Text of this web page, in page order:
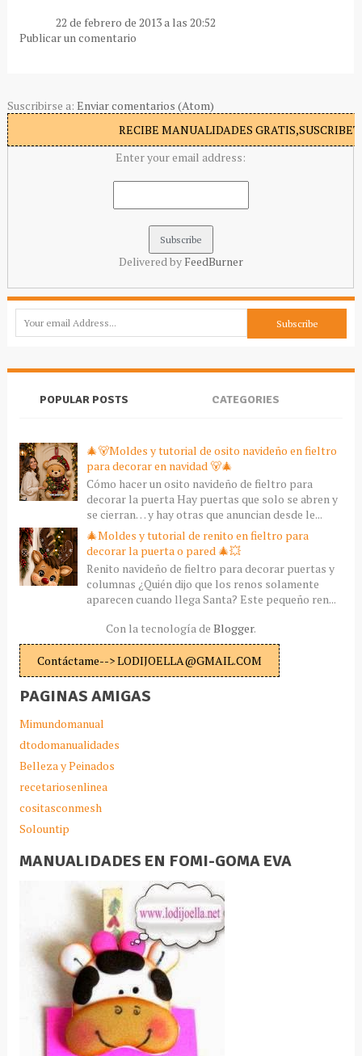
22 de febrero de 2013 a las 20:52
Publicar un comentario
Suscribirse a: Enviar comentarios (Atom)
RECIBE MANUALIDADES
Enter your email address:
Delivered by FeedBurner
POPULAR POSTS CATEGORIES
🎄🐻Moldes y tutorial de osito navideño en fieltro
para decorar en navidad 🐻🎄
Cómo hacer un osito navideño de fieltro para
decorar la puerta Hay puertas que solo se abren y
se cierran… y hay otras que anuncian desde le...
🎄Moldes y tutorial de renito en fieltro para
decorar la puerta o pared 🎄💥
Renito navideño de fieltro para decorar puertas y
columnas ¿Quién dijo que los renos solamente
aparecen cuando llega Santa? Este pequeño ren...
Con la tecnología de Blogger.
Contáctame--> LODIJOELLA@GMAIL.COM
PAGINAS AMIGAS
Mimundomanual
dtodomanualidades
Belleza y Peinados
recetariosenlinea
cositasconmesh
Solountip
MANUALIDADES EN FOMI-GOMA EVA